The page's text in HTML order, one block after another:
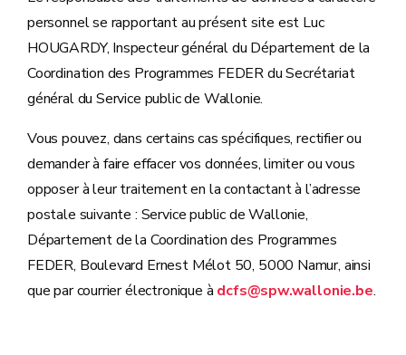
personnel se rapportant au présent site est Luc
HOUGARDY, Inspecteur général du Département de la
Coordination des Programmes FEDER du Secrétariat
général du Service public de Wallonie.
Vous pouvez, dans certains cas spécifiques, rectifier ou
demander à faire effacer vos données, limiter ou vous
opposer à leur traitement en la contactant à l’adresse
postale suivante : Service public de Wallonie,
Département de la Coordination des Programmes
FEDER, Boulevard Ernest Mélot 50, 5000 Namur, ainsi
que par courrier électronique à dcfs@spw.wallonie.be.